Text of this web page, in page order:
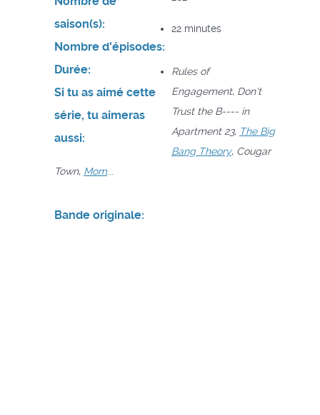
saison(s):
Nombre d'épisodes:
Durée:
22 minutes
Si tu as aimé cette
série, tu aimeras
aussi:
Rules of
Engagement, Don't
Trust the B---- in
Apartment 23, The Big
Bang Theory, Cougar
Town, Mom...
Bande originale: